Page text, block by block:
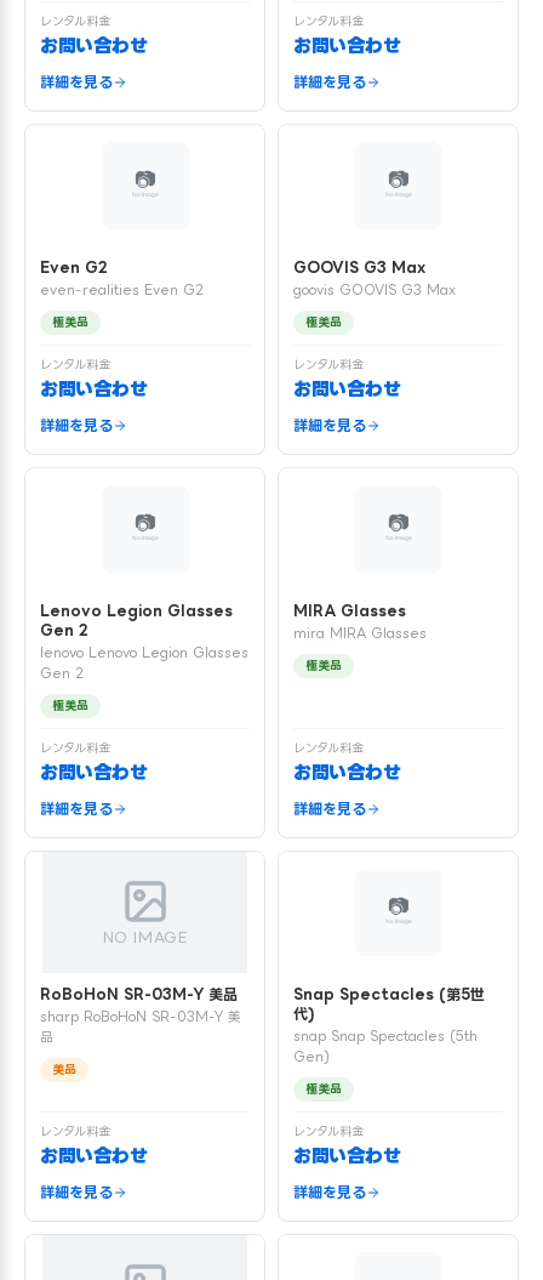
レンタル料金
お問い合わせ
詳細を見る
レンタル料金
お問い合わせ
詳細を見る
Even G2
even-realities Even G2
極美品
レンタル料金
お問い合わせ
詳細を見る
GOOVIS G3 Max
goovis GOOVIS G3 Max
極美品
レンタル料金
お問い合わせ
詳細を見る
Lenovo Legion Glasses
Gen 2
lenovo Lenovo Legion Glasses
Gen 2
極美品
レンタル料金
お問い合わせ
詳細を見る
MIRA Glasses
mira MIRA Glasses
極美品
レンタル料金
お問い合わせ
詳細を見る
NO IMAGE
RoBoHoN SR-03M-Y 美品
sharp RoBoHoN SR-03M-Y 美
品
美品
レンタル料金
お問い合わせ
詳細を見る
Snap Spectacles (第5世
代)
snap Snap Spectacles (5th
Gen)
極美品
レンタル料金
お問い合わせ
詳細を見る